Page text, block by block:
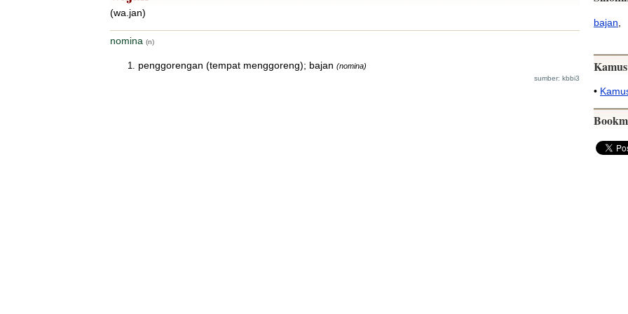
(wa.jan)
nomina (n)
penggorengan (tempat menggoreng); bajan (nomina)
sumber: kbbi3
bajan
•